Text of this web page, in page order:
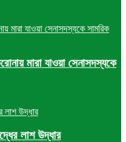
মারা যাওয়া সেনাসদস্যকে
লাশ উদ্ধার